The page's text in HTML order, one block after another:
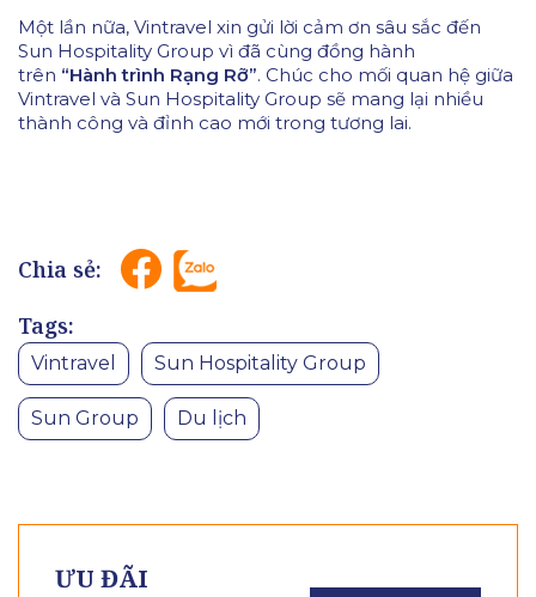
Một lần nữa, Vintravel xin gửi lời cảm ơn sâu sắc đến
Sun Hospitality Group vì đã cùng đồng hành
trên “Hành trình Rạng Rỡ”. Chúc cho mối quan hệ giữa
Vintravel và Sun Hospitality Group sẽ mang lại nhiều
thành công và đỉnh cao mới trong tương lai.
Chia sẻ:
Tags:
Vintravel Sun Hospitality Group
Sun Group Du lịch
ƯU ĐÃI